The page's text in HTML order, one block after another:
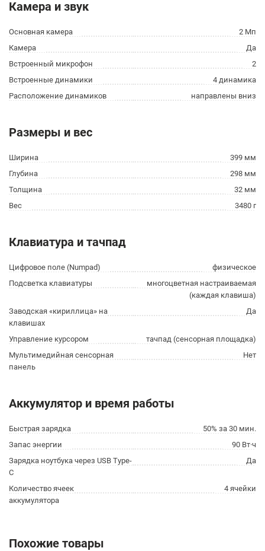
Камера и звук
Основная камера
2 Мп
Камера
Да
Встроенный микрофон
2
Встроенные динамики
4 динамика
Расположение динамиков
направлены вниз
Размеры и вес
Ширина
399 мм
Глубина
298 мм
Толщина
32 мм
Вес
3480 г
Клавиатура и тачпад
Цифровое поле (Numpad)
физическое
Подсветка клавиатуры
многоцветная настраиваемая
(каждая клавиша)
Заводская «кириллица» на
клавишах
Да
Управление курсором
тачпад (сенсорная площадка)
Мультимедийная сенсорная
панель
Нет
Аккумулятор и время работы
Быстрая зарядка
50% за 30 мин.
Запас энергии
90 Вт·ч
Зарядка ноутбука через USB Type-
C
Да
Количество ячеек
аккумулятора
4 ячейки
Похожие товары